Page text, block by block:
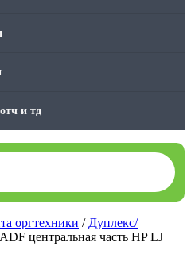
и тд
оргтехники / Дуплекс/
центральная часть HP LJ